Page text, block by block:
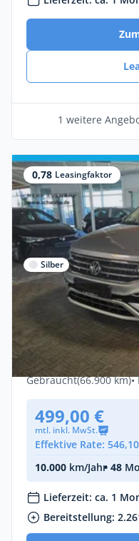
1 weitere
0,78 Leasingfaktor
Silber
Gewerbe & Privat
Volkswagen
4 MOTION DSG
Diesel • Automatik •
Gebraucht(66.900 km)•
499,00 €
mtl. inkl. MwSt.
Effektive Rate:
10.000 km/Jahr• 48
Lieferzeit: ca. 1
Bereitstellung: